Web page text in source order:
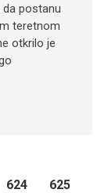
postanu
teretnom
otkrilo je
624 625